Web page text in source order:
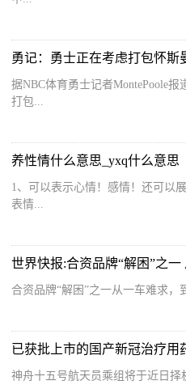
勇记：勇士正在考虑打包怀斯
据NBC体育勇士记者MontePoole
打包...
养性情什么意思_yxq什么意思
1、可以表示心情！感情！还可以
表情...
合资品牌“解困”之一从一车难求，
已获批上市的国产新冠治疗用
神舟十五号航天员乘组将于近日